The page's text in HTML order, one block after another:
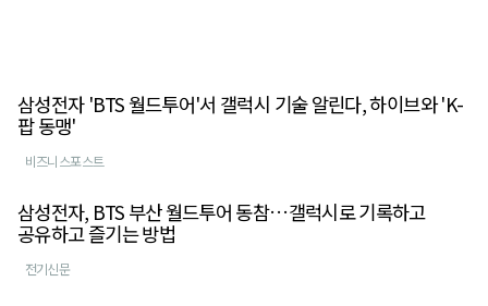
삼성전자 'BTS 월드투어'서 갤럭시 기술 알린다, 하이브와 'K-
팝 동맹'
비즈니스포스트
삼성전자, BTS 부산 월드투어 동참…갤럭시로 기록하고
공유하고 즐기는 방법
전기신문